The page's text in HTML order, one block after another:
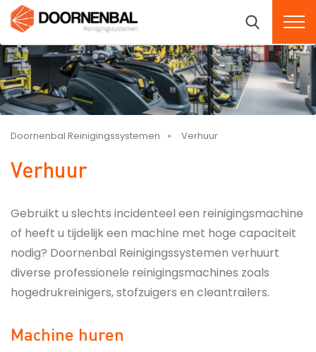
Doornenbal Reinigingssystemen Verhuur
Verhuur
Gebruikt u slechts incidenteel een reinigingsmachine
of heeft u tijdelijk een machine met hoge capaciteit
nodig? Doornenbal Reinigingssystemen verhuurt
diverse professionele reinigingsmachines zoals
hogedrukreinigers, stofzuigers en cleantrailers.
Machine huren